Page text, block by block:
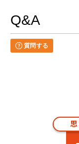
Q&A
質問する